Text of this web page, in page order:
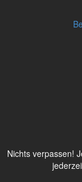
Nichts verpassen!